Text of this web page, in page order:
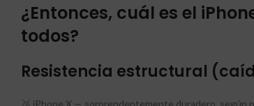
¿Entonces, cuál es el
todos?
Resistencia estructural
🥉 iPhone X — sorprendentemente duradero, según